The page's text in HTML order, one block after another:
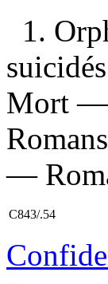
1.
Mort —
—
C843/.54